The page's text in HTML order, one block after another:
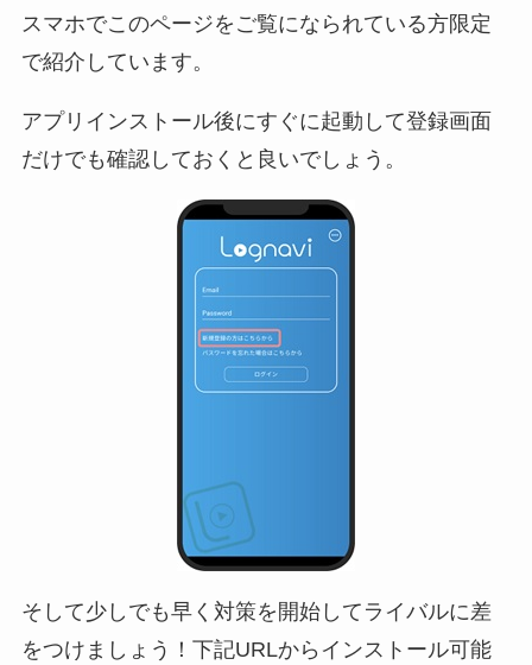
スマホでこのページをご覧になられている方限定
で紹介しています。
アプリインストール後にすぐに起動して登録画面
だけでも確認しておくと良いでしょう。
そして少しでも早く対策を開始してライバルに差
をつけましょう！下記URLからインストール可能